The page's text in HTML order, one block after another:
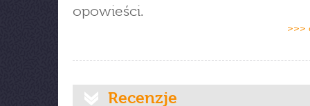
opowieści.
>>>
Recenzje